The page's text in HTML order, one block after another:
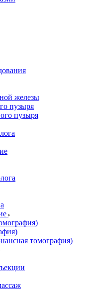
железы
пузыря
пузыря
томография)